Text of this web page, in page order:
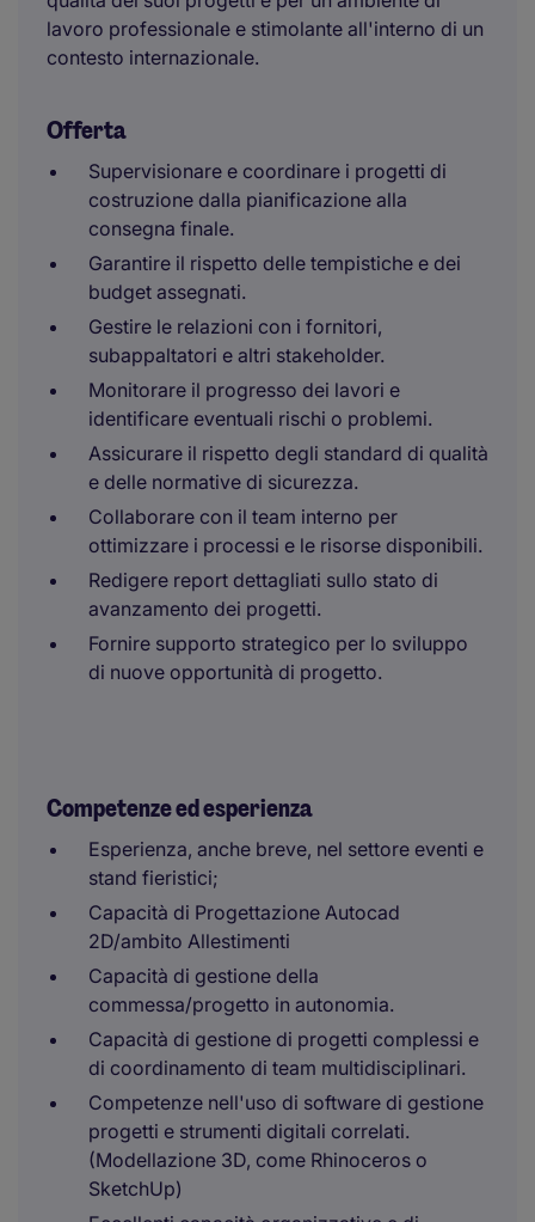
lavoro professionale e stimolante all'interno di un
contesto internazionale.
Offerta
Supervisionare e coordinare i progetti di
costruzione dalla pianificazione alla
consegna finale.
Garantire il rispetto delle tempistiche e dei
budget assegnati.
Gestire le relazioni con i fornitori,
subappaltatori e altri stakeholder.
Monitorare il progresso dei lavori e
identificare eventuali rischi o problemi.
Assicurare il rispetto degli standard di qualità
e delle normative di sicurezza.
Collaborare con il team interno per
ottimizzare i processi e le risorse disponibili.
Redigere report dettagliati sullo stato di
avanzamento dei progetti.
Fornire supporto strategico per lo sviluppo
di nuove opportunità di progetto.
Competenze ed esperienza
Esperienza, anche breve, nel settore eventi e
stand fieristici;
Capacità di Progettazione Autocad
2D/ambito Allestimenti
Capacità di gestione della
commessa/progetto in autonomia.
Capacità di gestione di progetti complessi e
di coordinamento di team multidisciplinari.
Competenze nell'uso di software di gestione
progetti e strumenti digitali correlati.
(Modellazione 3D, come Rhinoceros o
SketchUp)